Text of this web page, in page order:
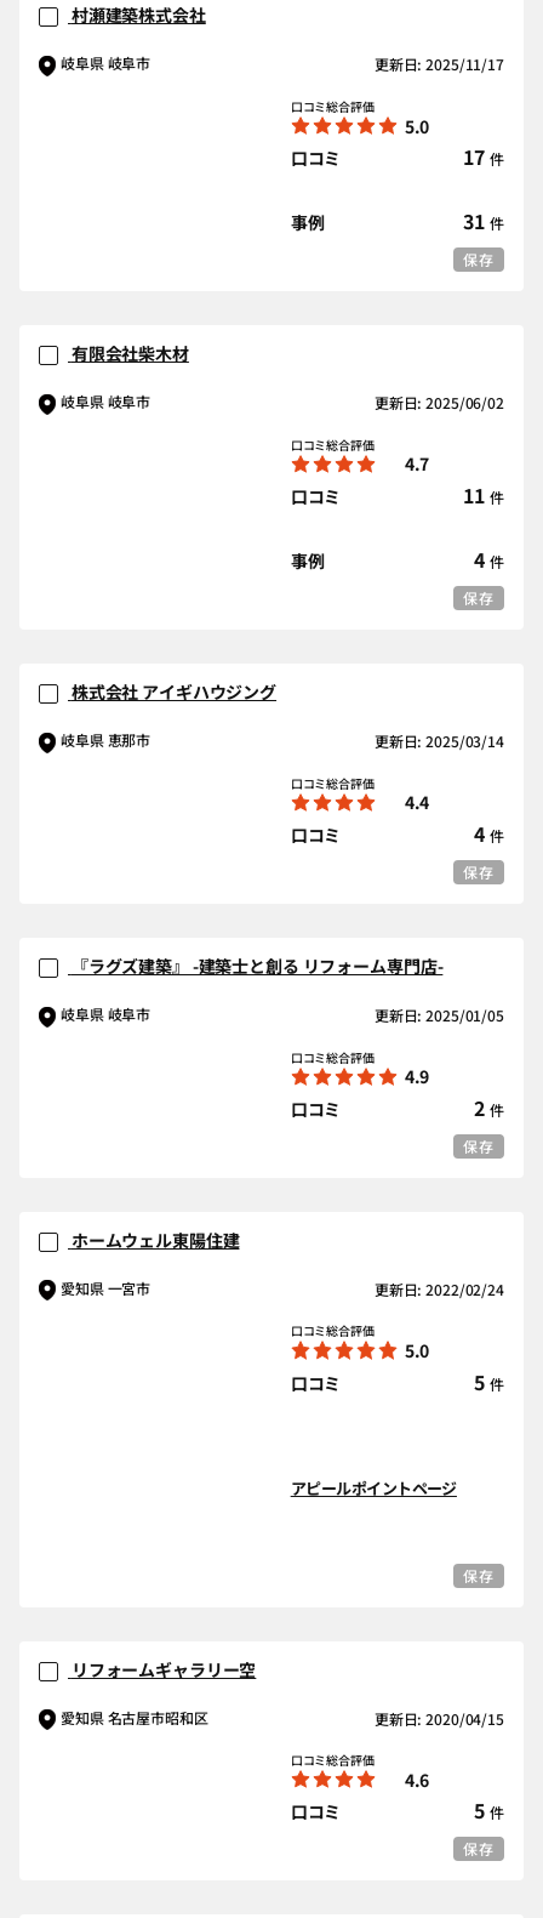
村瀬建築株式会社
岐阜県 岐阜市 更新日: 2025/11/17
口コミ総合評価
5.0
口コミ
17 件
事例 31 件
保存
有限会社柴木材
岐阜県 岐阜市 更新日: 2025/06/02
口コミ総合評価
4.7
口コミ
11 件
事例 4 件
保存
株式会社 アイギハウジング
岐阜県 恵那市 更新日: 2025/03/14
口コミ総合評価
4.4
口コミ
4 件
保存
『ラグズ建築』 -建築士と創る リフォーム専門店-
岐阜県 岐阜市 更新日: 2025/01/05
口コミ総合評価
4.9
口コミ
2 件
保存
ホームウェル東陽住建
愛知県 一宮市 更新日: 2022/02/24
口コミ総合評価
5.0
口コミ
5 件
アピールポイントページ
保存
リフォームギャラリー空
愛知県 名古屋市昭和区 更新日: 2020/04/15
口コミ総合評価
4.6
口コミ
5 件
保存